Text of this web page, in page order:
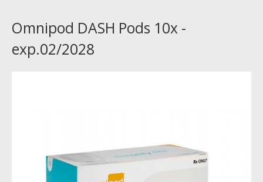
Omnipod DASH Pods 10x -
exp.02/2028